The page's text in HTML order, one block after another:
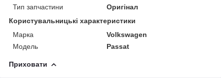
Тип запчастини
Оригінал
Користувальницькі характеристики
Марка
Volkswagen
Модель
Passat
Приховати